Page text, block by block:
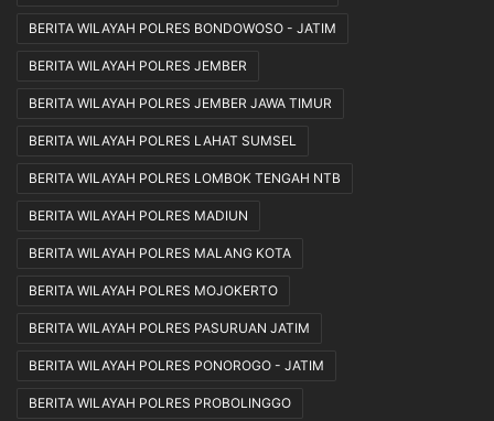
BERITA WILAYAH POLRES BONDOWOSO - JATIM
BERITA WILAYAH POLRES JEMBER
BERITA WILAYAH POLRES JEMBER JAWA TIMUR
BERITA WILAYAH POLRES LAHAT SUMSEL
BERITA WILAYAH POLRES LOMBOK TENGAH NTB
BERITA WILAYAH POLRES MADIUN
BERITA WILAYAH POLRES MALANG KOTA
BERITA WILAYAH POLRES MOJOKERTO
BERITA WILAYAH POLRES PASURUAN JATIM
BERITA WILAYAH POLRES PONOROGO - JATIM
BERITA WILAYAH POLRES PROBOLINGGO